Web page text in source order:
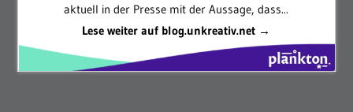
aktuell in der Presse mit der Aussage, dass...
Lese weiter auf blog.unkreativ.net →